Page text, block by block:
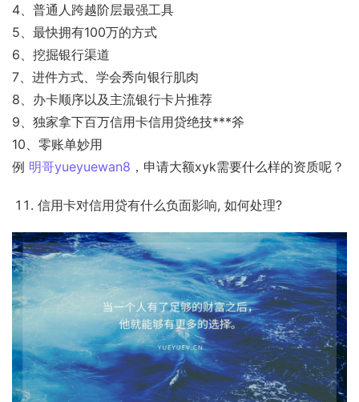
4、普通人跨越阶层最强工具
5、最快拥有100万的方式
6、挖掘银行渠道
7、进件方式、学会秀向银行肌肉
8、办卡顺序以及主流银行卡片推荐
9、独家拿下百万信用卡信用贷绝技***斧
10、零账单妙用
例 明哥yueyuewan8 ，申请大额xyk需要什么样的资质呢？
信用卡对信用贷有什么负面影响, 如何处理?